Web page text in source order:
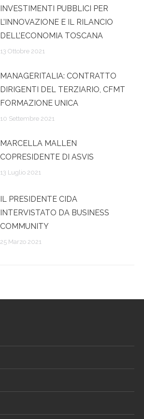
INVESTIMENTI PUBBLICI PER
L’INNOVAZIONE E IL RILANCIO
DELL’ECONOMIA TOSCANA
13 Ottobre 2021
MANAGERITALIA: CONTRATTO
DIRIGENTI DEL TERZIARIO, CFMT
FORMAZIONE UNICA
10 Settembre 2021
MARCELLA MALLEN
COPRESIDENTE DI ASVIS
13 Luglio 2021
IL PRESIDENTE CIDA
INTERVISTATO DA BUSINESS
COMMUNITY
25 Marzo 2021